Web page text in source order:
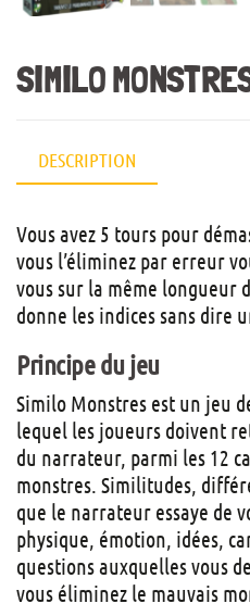
SIMILO
DESCRIPTION
Vous avez 5 tours pour
vous l’éliminez par erreur
vous sur la même longueur
donne les indices sans dire
Principe du jeu
Similo Monstres est un jeu
lequel les joueurs doivent
du narrateur, parmi les 12
monstres. Similitudes,
que le narrateur essaye de
physique, émotion, idées,
questions auxquelles vous
vous éliminez le mauvais